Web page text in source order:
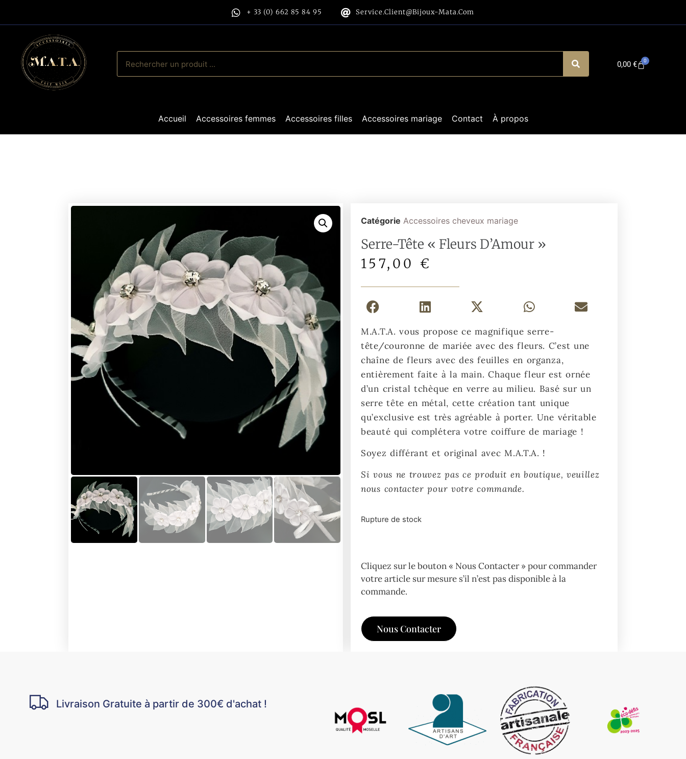
+ 33 (0) 662 85 84 95 Service.client@bijoux-Mata.com
0,00 € 0
Accueil Accessoires femmes Accessoires filles Accessoires mariage Contact À propos
Catégorie Accessoires cheveux mariage
Serre-Tête « Fleurs D’Amour »
157,00 €
M.A.T.A. vous propose ce magnifique serre-
tête/couronne de mariée avec des fleurs. C’est une
chaîne de fleurs avec des feuilles en organza,
entièrement faite à la main. Chaque fleur est ornée
d’un cristal tchèque en verre au milieu. Basé sur un
serre tête en métal, cette création tant unique
qu’exclusive est très agréable à porter. Une véritable
beauté qui complétera votre coiffure de mariage !
Soyez différant et original avec M.A.T.A. !
Si vous ne trouvez pas ce produit en boutique, veuillez
nous contacter pour votre commande.
Rupture de stock
Cliquez sur le bouton « Nous Contacter » pour commander
votre article sur mesure s’il n’est pas disponible à la
commande.
Nous Contacter
Livraison Gratuite à partir de 300€ d'achat !